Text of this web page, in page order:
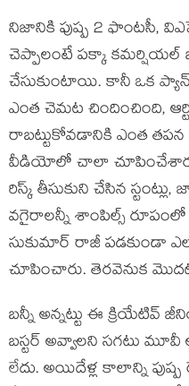
నిజానికి పుష్ప 2 ఫాంటసీ,
చెప్పాలంటే పక్కా
చేసుకుంటాయి. కానీ ఒక
ఎంత చెమట చిందించింది,
రాబట్టుకోవడానికి ఎంత
వీడియోలో చాలా చూపించేశారు.
రిస్క్ తీసుకుని చేసిన
వగైరాలన్నీ శాంపిల్స్ రూపంలో
సుకుమార్ రాజీ పడకుండా
చూపించారు. తెరవెనుక
బన్నీ అన్నట్టు ఈ క్రియేటివ్
బస్టర్ అవ్వాలని సగటు మూవీ
లేదు. అయిదేళ్ల కాలాన్ని